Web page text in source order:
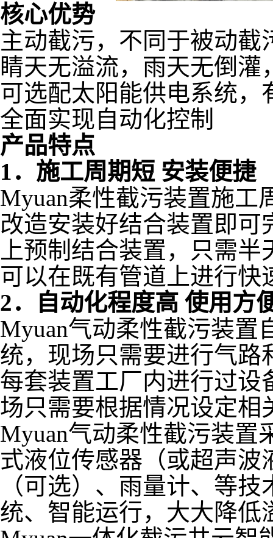
核心优势
主动截污，不同于被动截
睛天无溢流，雨天无倒灌
可选配太阳能供电系统，
全面实现自动化控制
产品特点
1．施工周期短 安装便捷
Myuan柔性截污装置施工
改造安装好结合装置即
上预制结合装置，只需
可以在既有管道上进行快
2．自动化程度高 使用方
Myuan气动柔性截污装置
统，现场只需要进行气路
每套装置工厂内进行过设
场只需要根据情况设定相
Myuan气动柔性截污装置
式液位传感器（或超声
（可选）、雨量计、等
统、智能运行，大大降低